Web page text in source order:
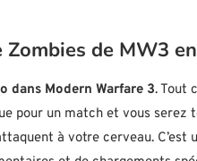
de MW3
dans Modern Warfare 3. Tout
pour un match et vous
à votre cerveau. C’est